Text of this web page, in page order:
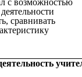
с возможностью
сравнивать